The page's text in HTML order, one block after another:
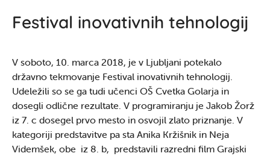
Festival inovativnih tehnologij
V soboto, 10. marca 2018, je v Ljubljani potekalo
državno tekmovanje Festival inovativnih tehnologij.
Udeležili so se ga tudi učenci OŠ Cvetka Golarja in
dosegli odlične rezultate. V programiranju je Jakob Žorž
iz 7. c dosegel prvo mesto in osvojil zlato priznanje. V
kategoriji predstavitve pa sta Anika Kržišnik in Neja
Videmšek, obe iz 8. b, predstavili razredni film Grajski